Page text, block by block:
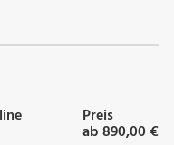
Preis
ab 890,00 €